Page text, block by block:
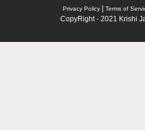
Privacy Policy Terms of
CopyRight - 2021 Krishi